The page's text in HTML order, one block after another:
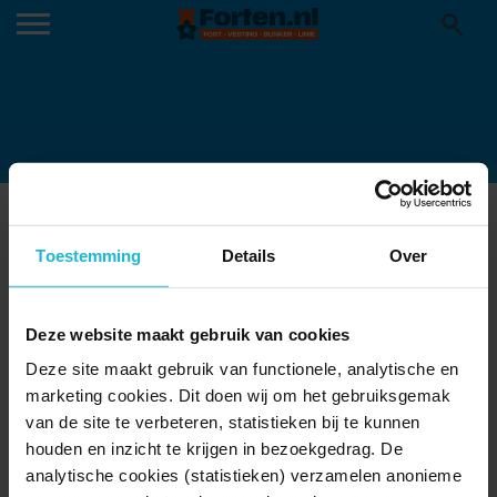
Toestemming Details Over
Deze website maakt gebruik van cookies
Deze site maakt gebruik van functionele, analytische en
marketing cookies. Dit doen wij om het gebruiksgemak
van de site te verbeteren, statistieken bij te kunnen
houden en inzicht te krijgen in bezoekgedrag. De
analytische cookies (statistieken) verzamelen anonieme